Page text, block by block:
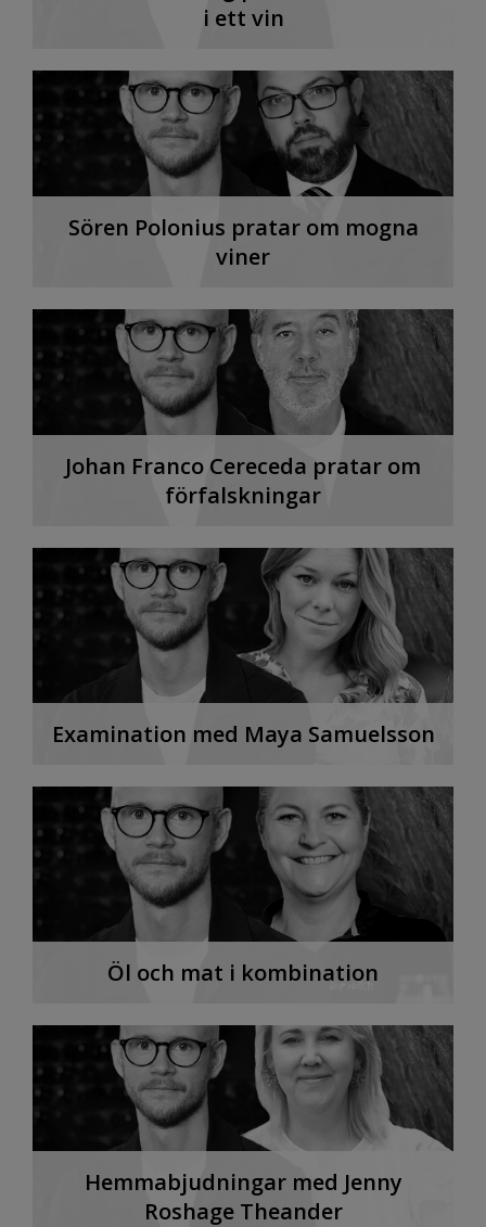
i ett vin
Sören Polonius pratar om mogna
viner
Johan Franco Cereceda pratar om
förfalskningar
Examination med Maya Samuelsson
Öl och mat i kombination
Hemmabjudningar med Jenny
Roshage Theander